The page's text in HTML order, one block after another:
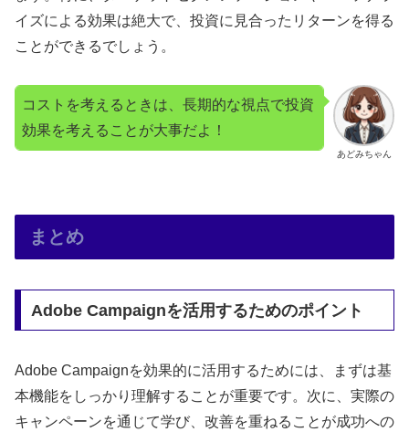
イズによる効果は絶大で、投資に見合ったリターンを得る
ことができるでしょう。
あどみちゃん
コストを考えるときは、長期的な視点で投資
効果を考えることが大事だよ！
まとめ
Adobe Campaignを活用するためのポイント
Adobe Campaignを効果的に活用するためには、まずは基
本機能をしっかり理解することが重要です。次に、実際の
キャンペーンを通じて学び、改善を重ねることが成功への